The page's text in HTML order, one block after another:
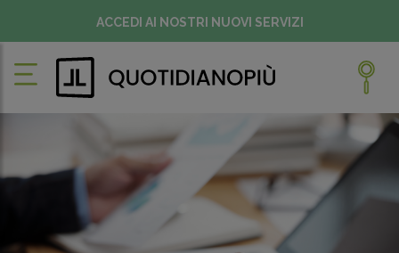
ACCEDI AI NOSTRI NUOVI SERVIZI